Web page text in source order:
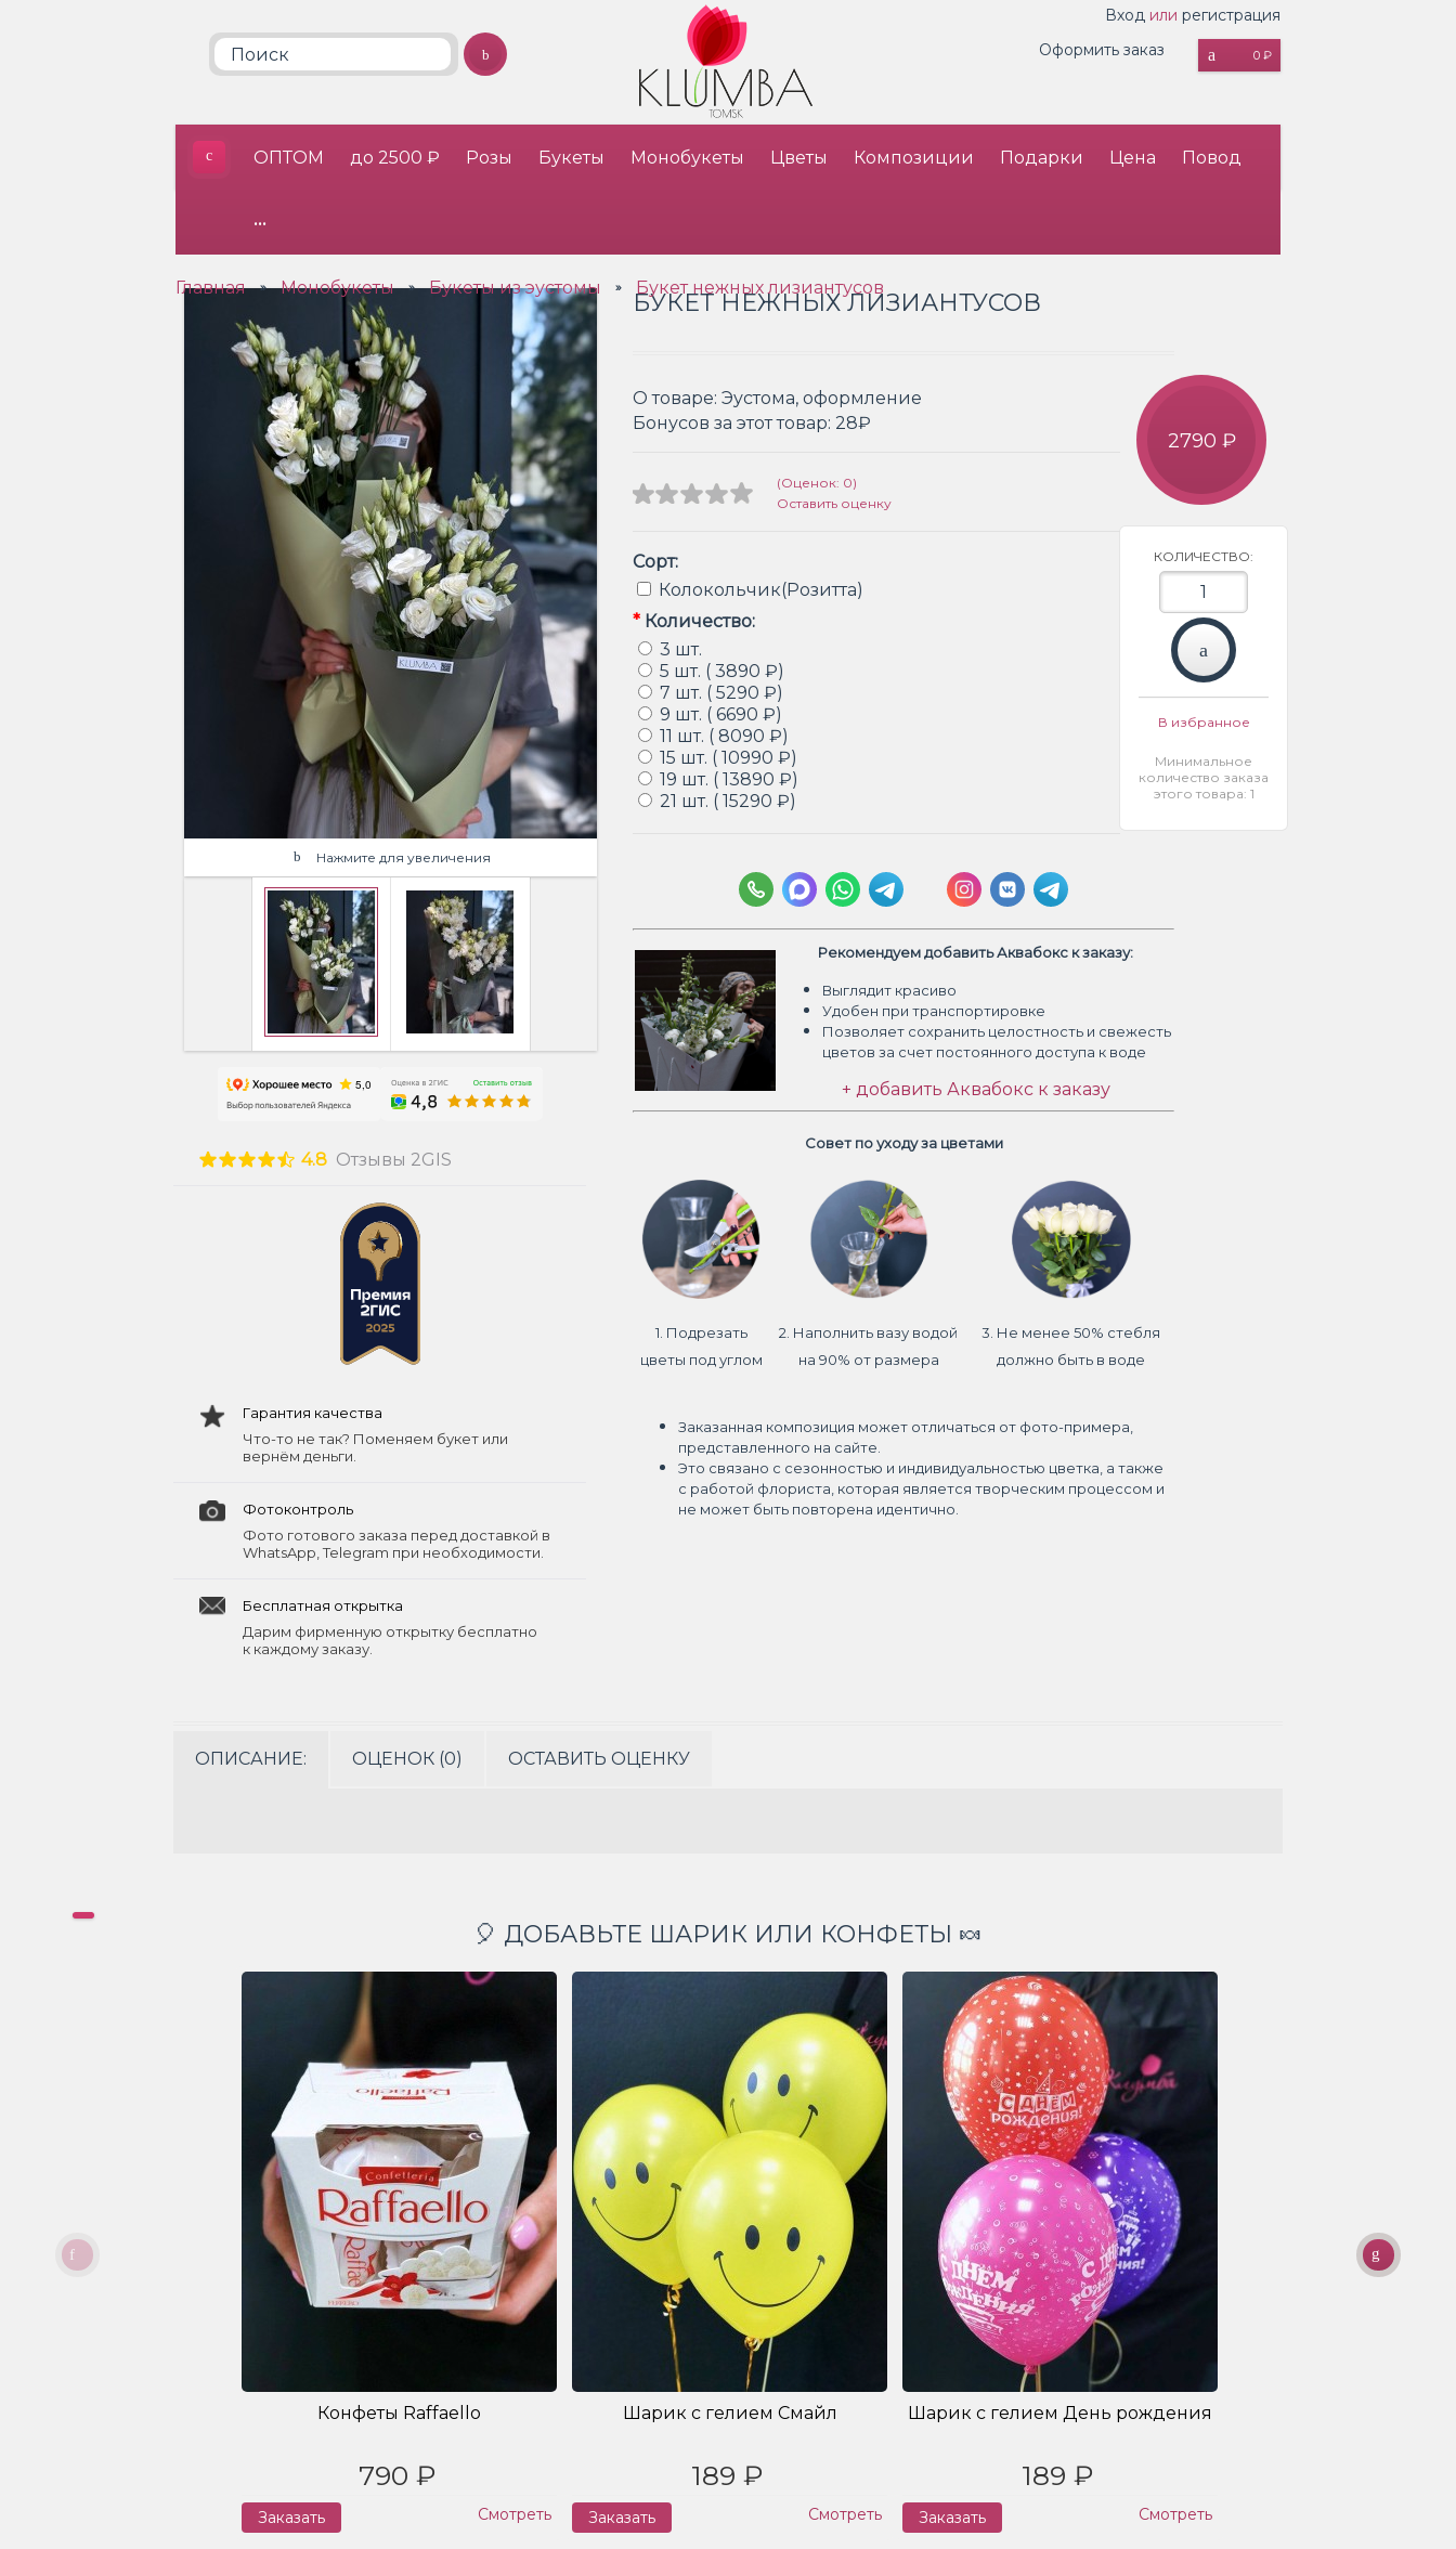
Вход или регистрация
0 ₽
Оформить заказ
ОПТОМ до 2500 ₽ Розы Букеты Монобукеты Цветы Композиции Подарки Цена Повод
•••
Главная » Монобукеты » Букеты из эустомы » Букет нежных лизиантусов
Нажмите для увеличения
4.8 Отзывы 2GIS
Гарантия качества
Что-то не так? Поменяем букет или
вернём деньги.
Фотоконтроль
Фото готового заказа перед доставкой в
WhatsApp, Telegram при необходимости.
Бесплатная открытка
Дарим фирменную открытку бесплатно
к каждому заказу.
БУКЕТ НЕЖНЫХ ЛИЗИАНТУСОВ
О товаре: Эустома, оформление
Бонусов за этот товар: 28₽
(Оценок: 0)
Оставить оценку
Сорт:
Колокольчик(Розитта)
* Количество:
3 шт.
5 шт. ( 3890 ₽)
7 шт. ( 5290 ₽)
9 шт. ( 6690 ₽)
11 шт. ( 8090 ₽)
15 шт. ( 10990 ₽)
19 шт. ( 13890 ₽)
21 шт. ( 15290 ₽)
2790 ₽
КОЛИЧЕСТВО:
В избранное
Минимальное
количество заказа
этого товара: 1
Рекомендуем добавить Аквабокс к заказу:
Выглядит красиво
Удобен при транспортировке
Позволяет сохранить целостность и свежесть
цветов за счет постоянного доступа к воде
+ добавить Аквабокс к заказу
Совет по уходу за цветами
1. Подрезать
цветы под углом
2. Наполнить вазу водой
на 90% от размера
3. Не менее 50% стебля
должно быть в воде
Заказанная композиция может отличаться от фото-примера,
представленного на сайте.
Это связано с сезонностью и индивидуальностью цветка, а также
с работой флориста, которая является творческим процессом и
не может быть повторена идентично.
ОПИСАНИЕ: ОЦЕНОК (0) ОСТАВИТЬ ОЦЕНКУ
🎈 ДОБАВЬТЕ ШАРИК ИЛИ КОНФЕТЫ 🍬
Конфеты Raffaello
790 ₽
Заказать Смотреть
Шарик с гелием Смайл
189 ₽
Заказать Смотреть
Шарик с гелием День рождения
189 ₽
Заказать Смотреть